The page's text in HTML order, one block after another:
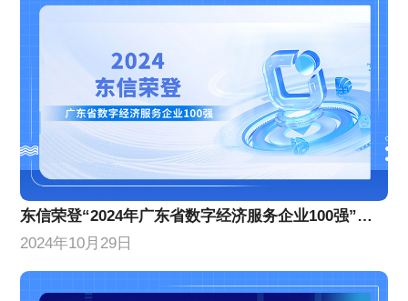
东信荣登“2024年广东省数字经济服务企业100强”榜单，位列第10名！
2024年10月29日